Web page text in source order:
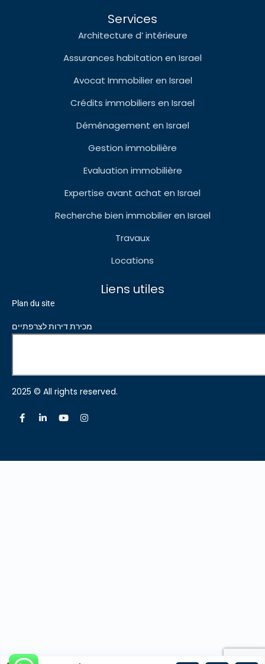
Services
Architecture d’ intérieure
Assurances habitation en Israel
Avocat Immobilier en Israel
Crédits immobiliers en Israel
Déménagement en Israel
Gestion immobilière
Evaluation immobilière
Expertise avant achat en Israel
Recherche bien immobilier en Israel
Travaux
Locations
Liens utiles
Plan du site
מכירת דירות לצרפתיים
2025 © All rights reserved.